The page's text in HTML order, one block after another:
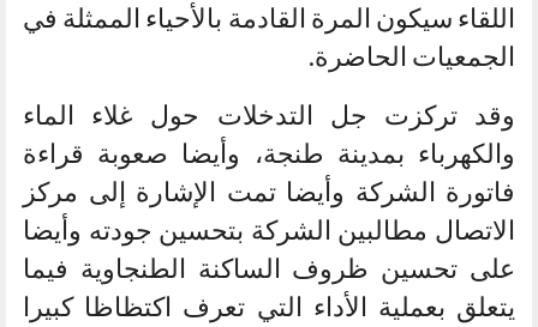
اللقاء سيكون المرة القادمة بالأحياء الممثلة في
الجمعيات الحاضرة.
وقد تركزت جل التدخلات حول غلاء الماء
والكهرباء بمدينة طنجة، وأيضا صعوبة قراءة
فاتورة الشركة وأيضا تمت الإشارة إلى مركز
الاتصال مطالبين الشركة بتحسين جودته وأيضا
على تحسين ظروف الساكنة الطنجاوية فيما
يتعلق بعملية الأداء التي تعرف اكتظاظا كبيرا